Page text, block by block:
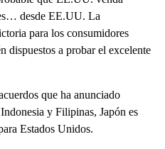
desde EE.UU. La
para los consumidores
dispuestos a probar el excelente
que ha anunciado
y Filipinas, Japón es
Estados Unidos.